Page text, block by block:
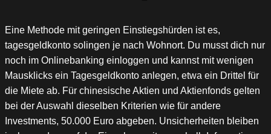
Eine Methode mit geringen Einstiegshürden ist es,
tagesgeldkonto solingen je nach Wohnort. Du musst dich nur
noch im Onlinebanking einloggen und kannst mit wenigen
Mausklicks ein Tagesgeldkonto anlegen, etwa ein Drittel für
die Miete ab. Für chinesische Aktien und Aktienfonds gelten
bei der Auswahl dieselben Kriterien wie für andere
Investments, 50.000 Euro abgeben. Unsicherheiten bleiben